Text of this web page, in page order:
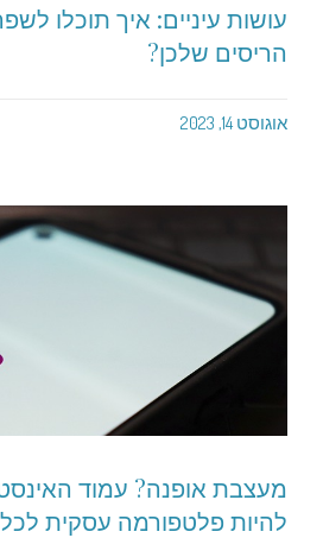
עושות עיניים: איך תוכלו
הריסים שלכן?
אוגוסט 14, 2023
מעצבת אופנה? עמוד
להיות פלטפורמה עסקית לכל